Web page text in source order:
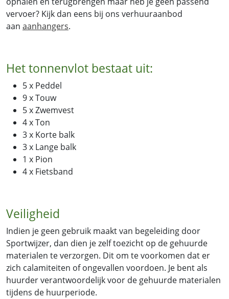
vervoer? Kijk dan eens bij ons verhuuraanbod
aan aanhangers.
Het tonnenvlot bestaat uit:
5 x Peddel
9 x Touw
5 x Zwemvest
4 x Ton
3 x Korte balk
3 x Lange balk
1 x Pion
4 x Fietsband
Veiligheid
Indien je geen gebruik maakt van begeleiding door
Sportwijzer, dan dien je zelf toezicht op de gehuurde
materialen te verzorgen. Dit om te voorkomen dat er
zich calamiteiten of ongevallen voordoen. Je bent als
huurder verantwoordelijk voor de gehuurde materialen
tijdens de huurperiode.